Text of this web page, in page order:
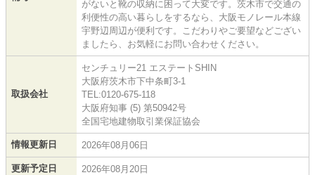
がないと靴の収納に困って大変です。茨木市で交通の
利便性の高い暮らしをするなら、大阪モノレール本線
宇野辺周辺が便利です。こだわりやご要望などござい
ましたら、お気軽にお問い合わせください。
取扱会社
センチュリー21 エステートSHIN
大阪府茨木市下中条町3-1
TEL:0120-675-118
大阪府知事 (5) 第50942号
全国宅地建物取引業保証協会
情報更新日 2026年08月06日
更新予定日 2026年08月20日